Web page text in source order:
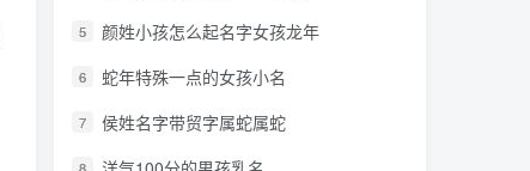
5 颜姓小孩怎么起名字女孩龙年
6 蛇年特殊一点的女孩小名
7 侯姓名字带贸字属蛇属蛇